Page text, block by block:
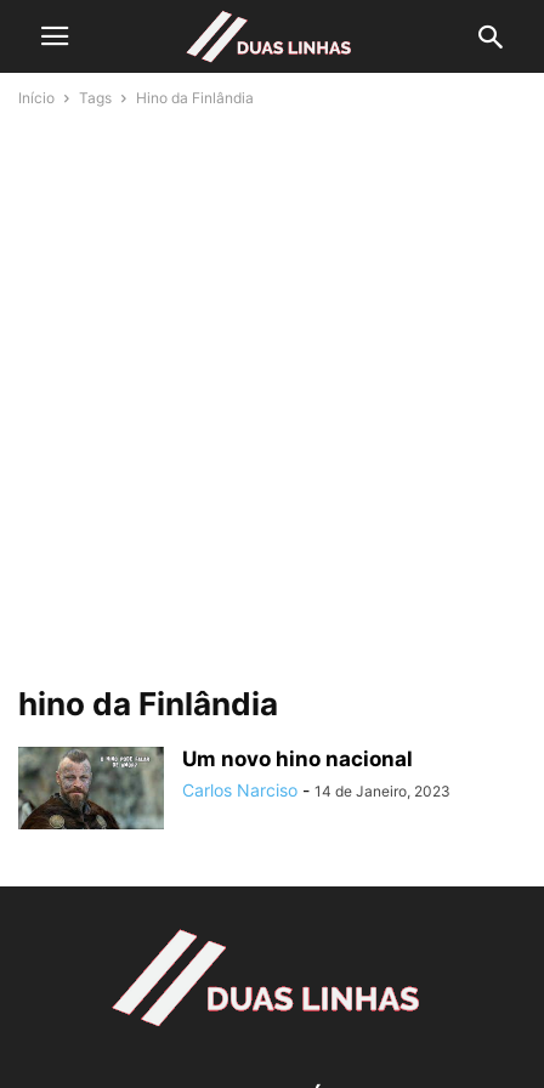
Início Tags Hino da Finlândia
hino da Finlândia
Um novo hino nacional
Carlos Narciso - 14 de Janeiro, 2023